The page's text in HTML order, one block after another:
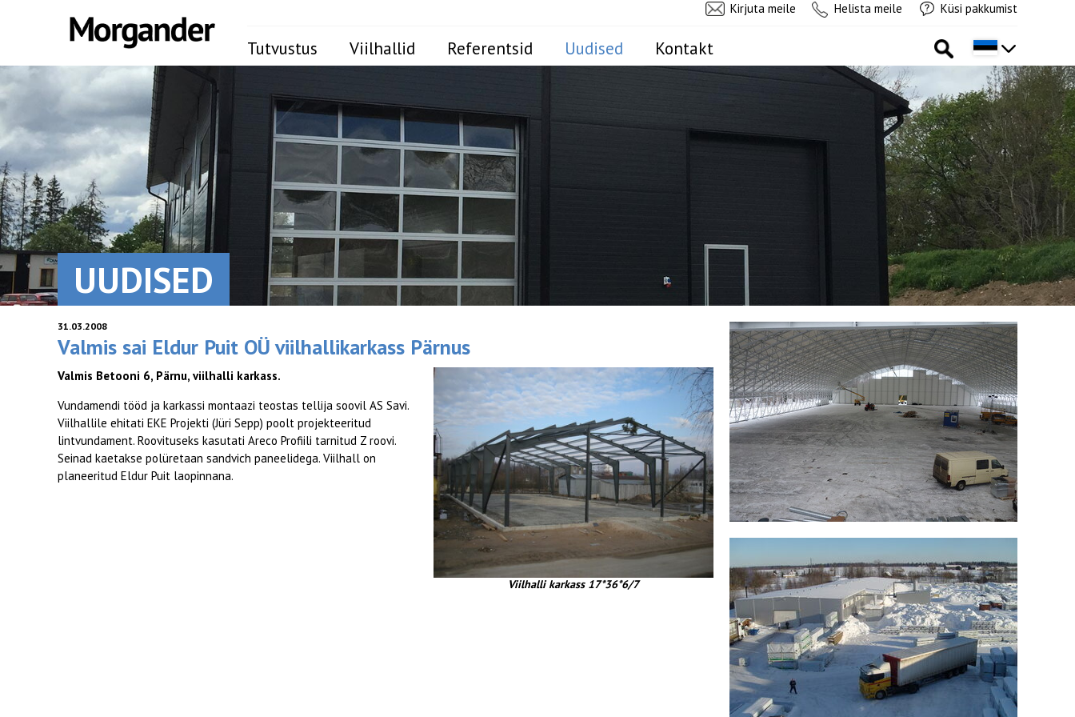
Kirjuta meile Helista meile Küsi pakkumist
Tutvustus Viilhallid Referentsid Uudised Kontakt
UUDISED
31.03.2008
Valmis sai Eldur Puit OÜ viilhallikarkass Pärnus
Viilhalli karkass 17*36*6/7
Valmis Betooni 6, Pärnu, viilhalli karkass.
Vundamendi tööd ja karkassi montaazi teostas tellija soovil AS Savi.
Viilhallile ehitati EKE Projekti (Jüri Sepp) poolt projekteeritud
lintvundament. Roovituseks kasutati Areco Profiili tarnitud Z roovi.
Seinad kaetakse polüretaan sandvich paneelidega. Viilhall on
planeeritud Eldur Puit laopinnana.